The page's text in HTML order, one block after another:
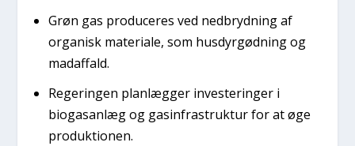
Grøn gas produceres ved nedbrydning af
organisk materiale, som husdyrgødning og
madaffald.
Regeringen planlægger investeringer i
biogasanlæg og gasinfrastruktur for at øge
produktionen.